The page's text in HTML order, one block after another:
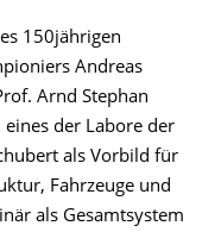
150jährigen
Andreas
Arnd Stephan
der Labore der
als Vorbild für
Fahrzeuge und
als Gesamtsystem